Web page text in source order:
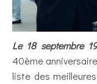
Le 18 septembre
40ème
liste des